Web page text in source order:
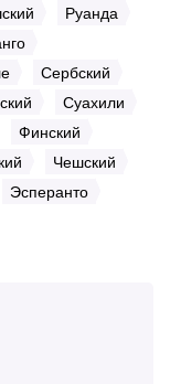
Руанда
Сербский
Суахили
Финский
Чешский
Эсперанто